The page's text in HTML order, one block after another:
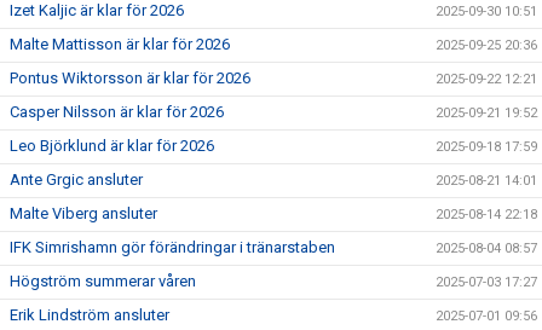
Izet Kaljic är klar för 2026 2025-09-30 10:51
Malte Mattisson är klar för 2026 2025-09-25 20:36
Pontus Wiktorsson är klar för 2026 2025-09-22 12:21
Casper Nilsson är klar för 2026 2025-09-21 19:52
Leo Björklund är klar för 2026 2025-09-18 17:59
Ante Grgic ansluter 2025-08-21 14:01
Malte Viberg ansluter 2025-08-14 22:18
IFK Simrishamn gör förändringar i tränarstaben 2025-08-04 08:57
Högström summerar våren 2025-07-03 17:27
Erik Lindström ansluter 2025-07-01 09:56